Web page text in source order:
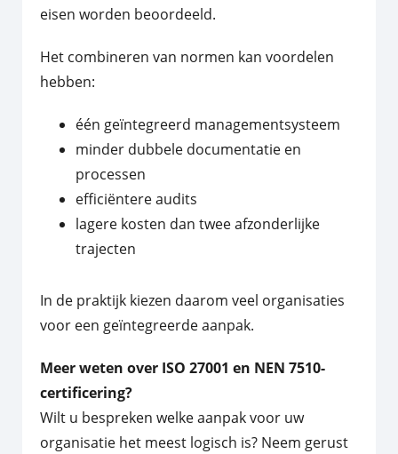
eisen worden beoordeeld.
Het combineren van normen kan voordelen
hebben:
één geïntegreerd managementsysteem
minder dubbele documentatie en
processen
efficiëntere audits
lagere kosten dan twee afzonderlijke
trajecten
In de praktijk kiezen daarom veel organisaties
voor een geïntegreerde aanpak.
Meer weten over ISO 27001 en NEN 7510-
certificering?
Wilt u bespreken welke aanpak voor uw
organisatie het meest logisch is? Neem gerust